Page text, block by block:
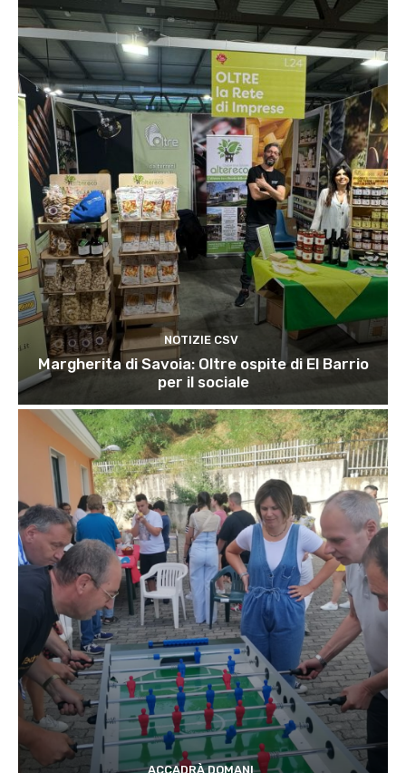
NOTIZIE CSV
Margherita di Savoia: Oltre ospite di El Barrio
per il sociale
ACCADRÀ DOMANI